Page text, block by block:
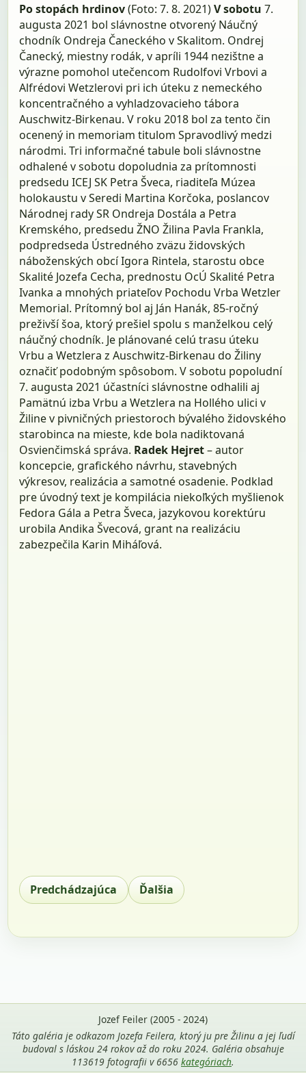
Po stopách hrdinov(Foto: 7. 8. 2021)V sobotu7.
augusta 2021 bol slávnostne otvorený Náučný
chodník Ondreja Čaneckého v Skalitom. Ondrej
Čanecký, miestny rodák, v apríli 1944 nezištne a
výrazne pomohol utečencom Rudolfovi Vrbovi a
Alfrédovi Wetzlerovi pri ich úteku z nemeckého
koncentračného a vyhladzovacieho tábora
Auschwitz-Birkenau. V roku 2018 bol za tento čin
ocenený in memoriam titulom Spravodlivý medzi
národmi. Tri informačné tabule boli slávnostne
odhalené v sobotu dopoludnia za prítomnosti
predsedu ICEJ SK Petra Šveca, riaditeľa Múzea
holokaustu v Seredi Martina Korčoka, poslancov
Národnej rady SR Ondreja Dostála a Petra
Kremského, predsedu ŽNO Žilina Pavla Frankla,
podpredseda Ústredného zväzu židovských
náboženských obcí Igora Rintela, starostu obce
Skalité Jozefa Cecha, prednostu OcÚ Skalité Petra
Ivanka a mnohých priateľov Pochodu Vrba Wetzler
Memorial. Prítomný bol aj Ján Hanák, 85-ročný
preživší šoa, ktorý prešiel spolu s manželkou celý
náučný chodník. Je plánované celú trasu úteku
Vrbu a Wetzlera z Auschwitz-Birkenau do Žiliny
označiť podobným spôsobom. V sobotu popoludní
7. augusta 2021 účastníci slávnostne odhalili aj
Pamätnú izba Vrbu a Wetzlera na Hollého ulici v
Žiline v pivničných priestoroch bývalého židovského
starobinca na mieste, kde bola nadiktovaná
Osvienčimská správa. Radek Hejret– autor
koncepcie, grafického návrhu, stavebných
výkresov, realizácia a samotné osadenie. Podklad
pre úvodný text je kompilácia niekoľkých myšlienok
Fedora Gála a Petra Šveca, jazykovou korektúru
urobila Andika Švecová, grant na realizáciu
zabezpečila Karin Miháľová.
Predchádzajúca Ďalšia
Jozef Feiler (2005 - 2024)
Táto galéria je odkazom Jozefa Feilera, ktorý ju pre Žilinu a jej ľudí
budoval s láskou 24 rokov až do roku 2024. Galéria obsahuje
113619 fotografii v 6656 kategóriach.